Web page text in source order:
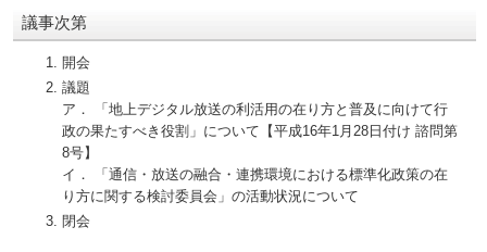
議事次第
開会
議題
ア． 「地上デジタル放送の利活用の在り方と普及に向けて行
政の果たすべき役割」について【平成16年1月28日付け 諮問第
8号】
イ． 「通信・放送の融合・連携環境における標準化政策の在
り方に関する検討委員会」の活動状況について
閉会